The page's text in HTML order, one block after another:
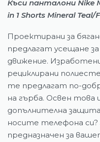
Къси панталони Nike
in 1 Shorts Mineral Teal/
Проектирани за
предлагат усещане
движение.
рециклирани
те предлагат по-
на гърба. Освен
допълнителна
носите телефона
предназначен за